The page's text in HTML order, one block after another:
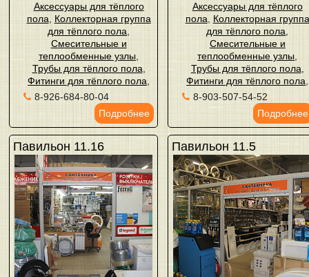
Аксессуары для тёплого
пола
Коллекторная группа
для тёплого пола
Смесительные и
теплообменные узлы
Трубы для тёплого пола
Фитинги для тёплого пола
8-926-684-80-04
Подробнее
Аксессуары для тёплого
пола
Коллекторная группа
для тёплого пола
Смесительные и
теплообменные узлы
Трубы для тёплого пола
Фитинги для тёплого пола
8-903-507-54-52
Подробнее
Павильон 11.16 Павильон 11.5